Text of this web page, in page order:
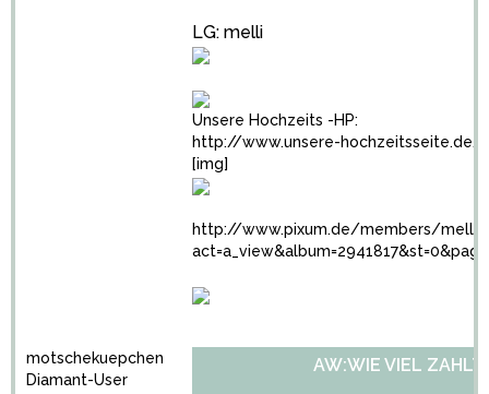
LG: melli
Unsere Hochzeits -HP:
http://www.unsere-hochzeitsseite.de/
[img]
http://www.pixum.de/members/
motschekuepchen
Diamant-User
AW:WIE VIEL ZAHLT